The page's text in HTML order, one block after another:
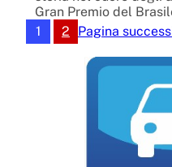
Gran Premio del
1
2 Pagina